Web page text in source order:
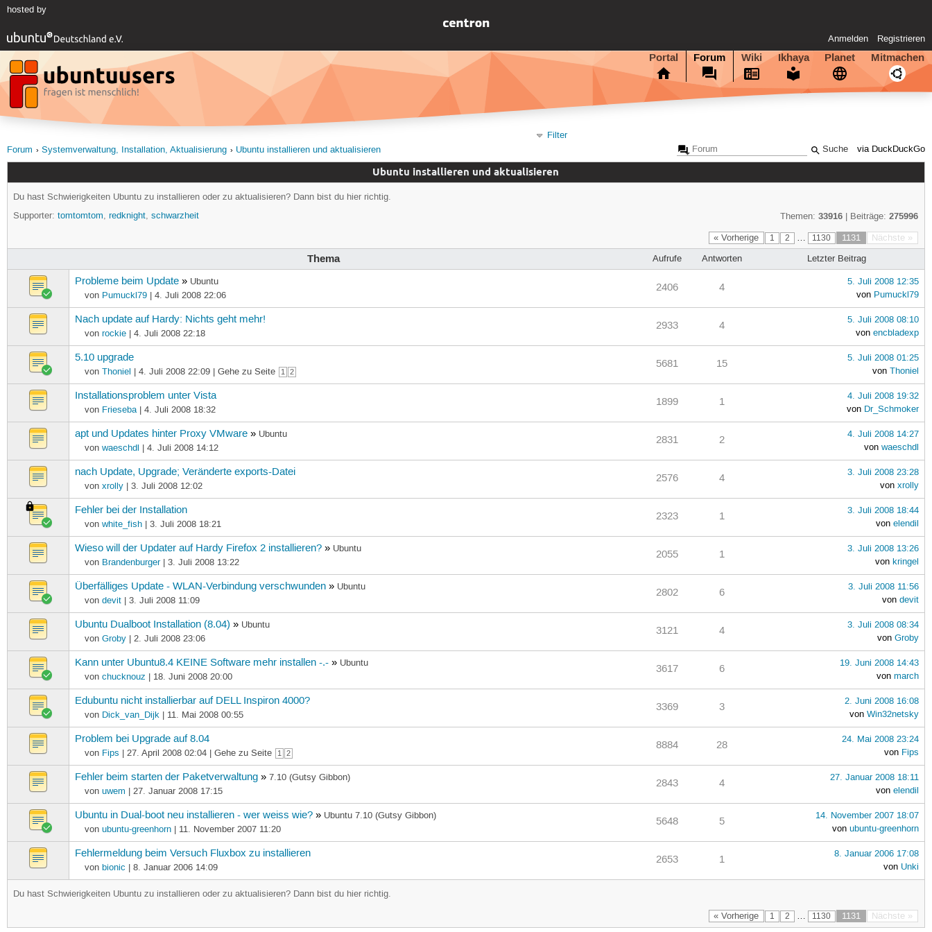
hosted by
Anmelden Registrieren
Portal Forum Wiki Ikhaya Planet Mitmachen
via DuckDuckGo
Filter
Forum
Systemverwaltung, Installation, Aktualisierung Ubuntu installieren und aktualisieren
Ubuntu installieren und aktualisieren
Du hast Schwierigkeiten Ubuntu zu installieren oder zu aktualisieren? Dann bist du hier richtig.
Supporter:tomtomtom,redknight,schwarzheit Themen: 33916| Beiträge: 275996
« Vorherige 1 2 … 1130 1131 Nächste »
Thema Aufrufe Antworten Letzter Beitrag
Probleme beim Update » Ubuntu
von Pumuckl79| 4. Juli 2008 22:06
2406 4
5. Juli 2008 12:35
von Pumuckl79
Nach update auf Hardy: Nichts geht mehr!
von rockie| 4. Juli 2008 22:18
2933 4
5. Juli 2008 08:10
von encbladexp
5.10 upgrade
von Thoniel | 4. Juli 2008 22:09 | Gehe zu Seite 1 2
5681 15
5. Juli 2008 01:25
von Thoniel
Installationsproblem unter Vista
von Frieseba| 4. Juli 2008 18:32
1899 1
4. Juli 2008 19:32
von Dr_Schmoker
apt und Updates hinter Proxy VMware » Ubuntu
von waeschdl | 4. Juli 2008 14:12
2831 2
4. Juli 2008 14:27
von waeschdl
nach Update, Upgrade; Veränderte exports-Datei
von xrolly| 3. Juli 2008 12:02
2576 4
3. Juli 2008 23:28
von xrolly
Fehler bei der Installation
von white_fish| 3. Juli 2008 18:21
2323 1
3. Juli 2008 18:44
von elendil
Wieso will der Updater auf Hardy Firefox 2 installieren? » Ubuntu
von Brandenburger| 3. Juli 2008 13:22
2055 1
3. Juli 2008 13:26
von kringel
Überfälliges Update - WLAN-Verbindung verschwunden » Ubuntu
von devit| 3. Juli 2008 11:09
2802 6
3. Juli 2008 11:56
von devit
Ubuntu Dualboot Installation (8.04) » Ubuntu
von Groby| 2. Juli 2008 23:06
3121 4
3. Juli 2008 08:34
von Groby
Kann unter Ubuntu8.4 KEINE Software mehr installen -.- » Ubuntu
von chucknouz | 18. Juni 2008 20:00
3617 6
19. Juni 2008 14:43
von march
Edubuntu nicht installierbar auf DELL Inspiron 4000?
von Dick_van_Dijk| 11. Mai 2008 00:55
3369 3
2. Juni 2008 16:08
von Win32netsky
Problem bei Upgrade auf 8.04
von Fips | 27. April 2008 02:04 | Gehe zu Seite 1 2
8884 28
24. Mai 2008 23:24
von Fips
Fehler beim starten der Paketverwaltung »7.10 (Gutsy Gibbon)
von uwem | 27. Januar 2008 17:15
2843 4
27. Januar 2008 18:11
von elendil
Ubuntu in Dual-boot neu installieren - wer weiss wie? » Ubuntu 7.10 (Gutsy Gibbon)
von ubuntu-greenhorn| 11. November 2007 11:20
5648 5
14. November 2007 18:07
von ubuntu-greenhorn
Fehlermeldung beim Versuch Fluxbox zu installieren
von bionic | 8. Januar 2006 14:09
2653 1
8. Januar 2006 17:08
von Unki
Du hast Schwierigkeiten Ubuntu zu installieren oder zu aktualisieren? Dann bist du hier richtig.
« Vorherige 1 2 … 1130 1131 Nächste »